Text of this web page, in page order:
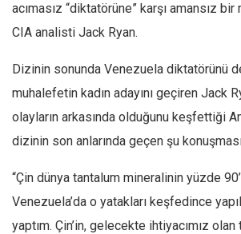
acımasız “diktatörüne” karşı amansız
CIA analisti Jack Ryan.
Dizinin sonunda Venezuela diktatörünü
muhalefetin kadın adayını geçiren Jack
olayların arkasında olduğunu keşfettiği
dizinin son anlarında geçen şu konuşması
“Çin dünya tantalum mineralinin yüzde
Venezuela’da o yatakları keşfedince
yaptım. Çin’in, gelecekte ihtiyacımız